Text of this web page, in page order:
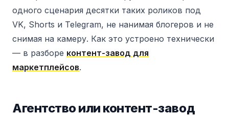
одного сценария десятки таких роликов под
VK, Shorts и Telegram, не нанимая блогеров и не
снимая на камеру. Как это устроено технически
— в разборе контент-завод для
маркетплейсов.
Агентство или контент-завод